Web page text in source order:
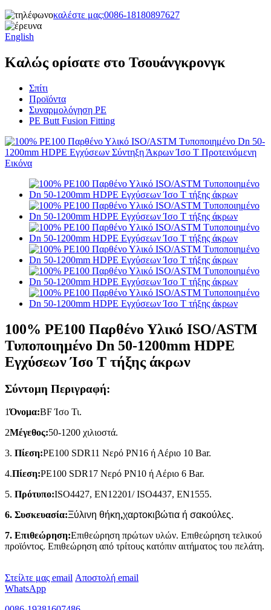
καλέστε μας:0086-18180897627
English
Καλώς ορίσατε στο Τσουάνγκρονγκ
Σπίτι
Προϊόντα
Συναρμολόγηση PE
PE Butt Fusion Fitting
100% PE100 Παρθένο Υλικό ISO/ASTM
Τυποποιημένο Dn 50-1200mm HDPE
Εγχύσεων Ίσο Τ τήξης άκρων
Σύντομη Περιγραφή:
1Όνομα:BF Ίσο Τι.
2Μέγεθος:50-1200 χιλιοστά.
3. Πίεση:PE100 SDR11 Νερό PN16 ή Αέριο 10 Bar.
4.Πίεση:PE100 SDR17 Νερό PN10 ή Αέριο 6 Bar.
5. Πρότυπο:ISO4427, EN12201/ ISO4437, EN1555.
6. Συσκευασία:Ξύλινη θήκη,χαρτοκιβώτια ή σακούλες.
7. Επιθεώρηση:Επιθεώρηση πρώτων υλών. Επιθεώρηση τελικού
προϊόντος. Επιθεώρηση από τρίτους κατόπιν αιτήματος του πελάτη.
Στείλτε μας email Αποστολή email
WhatsApp